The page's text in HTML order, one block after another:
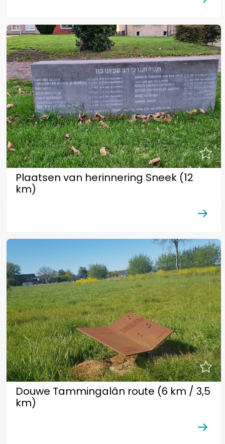
Plaatsen van herinnering Sneek (12
km)
Douwe Tammingalân route (6 km / 3,5
km)